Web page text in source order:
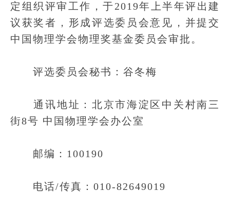
定组织评审工作，于2019年上半年评出建
议获奖者，形成评选委员会意见，并提交
中国物理学会物理奖基金委员会审批。
评选委员会秘书：谷冬梅
通讯地址：北京市海淀区中关村南三
街8号 中国物理学会办公室
邮编：100190
电话/传真：010-82649019